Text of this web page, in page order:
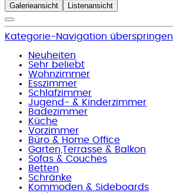
Galerieansicht Listenansicht
Kategorie-Navigation überspringen
Neuheiten
Sehr beliebt
Wohnzimmer
Esszimmer
Schlafzimmer
Jugend- & Kinderzimmer
Badezimmer
Küche
Vorzimmer
Büro & Home Office
Garten,Terrasse & Balkon
Sofas & Couches
Betten
Schränke
Kommoden & Sideboards